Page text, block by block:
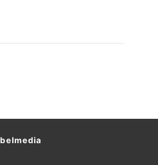
belmedia